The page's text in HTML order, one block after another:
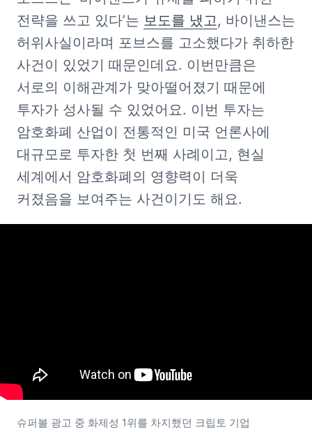
전략을 쓰고 있다’는 보도를 냈고, 바이낸스는
허위사실이라며 포브스를 고소했다가 취하한
사건이 있었기 때문인데요. 이번만큼은
서로의 이해관계가 맞아떨어졌기 때문에
투자가 성사될 수 있었어요. 이번 투자는
암호화폐 산업이 전통적인 미국 언론사에
대규모로 투자한 첫 번째 사례이고, 현실
세계에서 암호화폐의 영향력이 더욱
커졌음을 보여주는 사건이기도 해요.
슈퍼볼 광고 중 화제성 1위를 차지했던 크립토 기업